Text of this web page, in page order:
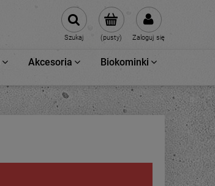
(pusty) Zaloguj się
Szukaj
Akcesoria Biokominki